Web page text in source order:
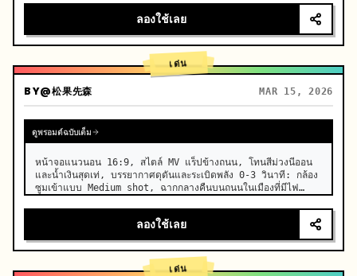
【สไตล์】: คุณภาพภาพยนตร์ไลฟ์แอ็กชันมังงะดัดแปลงสไตล์ฮอล
ลองใช้เลย
เด่น
BY@松果先森 MAR 15, 2026
ดูพรอมต์ฉบับเต็ม
หน้าจอแนวนอน 16:9, สไตล์ MV แร็ปข้างถนน, โทนสีม่วงนีออน
และน้ำเงินสุดเท่, บรรยากาศดุดันและระเบิดพลัง 0-3 วินาที: กล้อง
ซูมเข้าแบบ Medium shot, ฉากกลางคืนบนถนนในเมืองที่มีไฟ
ลองใช้เลย
เด่น